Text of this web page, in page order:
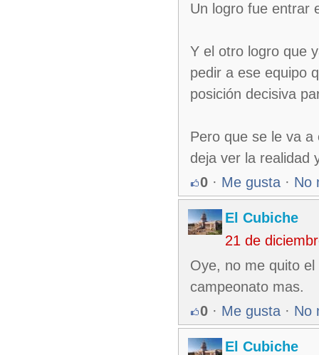
Un logro fue entrar
Y el otro logro que
pedir a ese equipo
posición decisiva
Pero que se le va
deja ver la realidad
0 · Me gusta · No
El Cubiche
21 de
Oye, no me quito
campeonato mas.
0 · Me gusta · No
El Cubiche